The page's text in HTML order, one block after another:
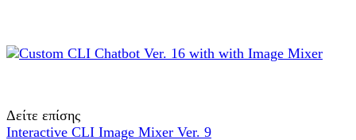
Δείτε επίσης
Interactive CLI Image Mixer Ver. 9